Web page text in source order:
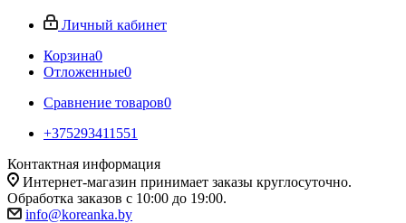
Личный кабинет
Корзина0
Отложенные0
Сравнение товаров0
+375293411551
Контактная информация
Интернет-магазин принимает заказы круглосуточно.
Обработка заказов с 10:00 до 19:00.
info@koreanka.by